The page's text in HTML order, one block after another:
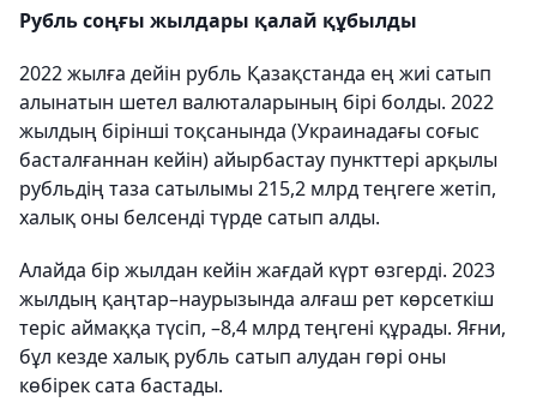
Рубль соңғы жылдары қалай құбылды
2022 жылға дейін рубль Қазақстанда ең жиі сатып
алынатын шетел валюталарының бірі болды. 2022
жылдың бірінші тоқсанында (Украинадағы соғыс
басталғаннан кейін) айырбастау пункттері арқылы
рубльдің таза сатылымы 215,2 млрд теңгеге жетіп,
халық оны белсенді түрде сатып алды.
Алайда бір жылдан кейін жағдай күрт өзгерді. 2023
жылдың қаңтар–наурызында алғаш рет көрсеткіш
теріс аймаққа түсіп, –8,4 млрд теңгені құрады. Яғни,
бұл кезде халық рубль сатып алудан гөрі оны
көбірек сата бастады.